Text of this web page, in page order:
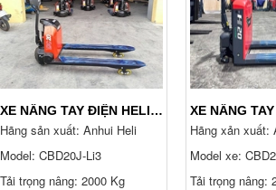
XE NÂNG TAY ĐIỆN HELI CBD20J-LI3 PIN LITHIUM, ĐI BỘ LÁI
Hãng sản xuất: Anhui Heli
Model: CBD20J-Li3
Tải trọng nâng: 2000 Kg
Hãng xản xuất:
Model xe:
Tải trọng nâng: